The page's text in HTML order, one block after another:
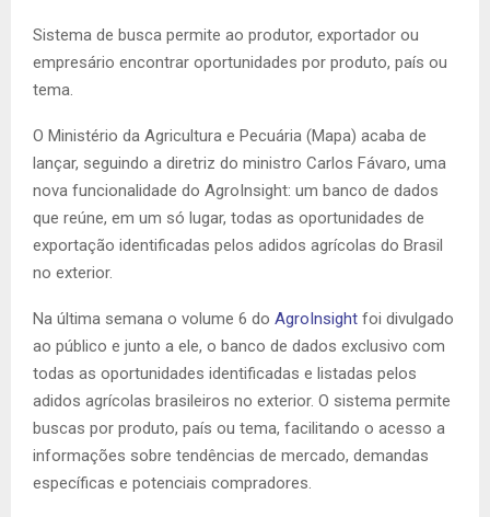
Sistema de busca permite ao produtor, exportador ou
empresário encontrar oportunidades por produto, país ou
tema.
O Ministério da Agricultura e Pecuária (Mapa) acaba de
lançar, seguindo a diretriz do ministro Carlos Fávaro, uma
nova funcionalidade do AgroInsight: um banco de dados
que reúne, em um só lugar, todas as oportunidades de
exportação identificadas pelos adidos agrícolas do Brasil
no exterior.
Na última semana o volume 6 do AgroInsight foi divulgado
ao público e junto a ele, o banco de dados exclusivo com
todas as oportunidades identificadas e listadas pelos
adidos agrícolas brasileiros no exterior. O sistema permite
buscas por produto, país ou tema, facilitando o acesso a
informações sobre tendências de mercado, demandas
específicas e potenciais compradores.